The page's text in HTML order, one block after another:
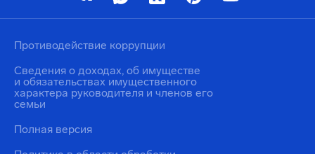
Противодействие коррупции
Сведения о доходах, об имуществе
и обязательствах имущественного
характера руководителя и членов его
семьи
Полная версия